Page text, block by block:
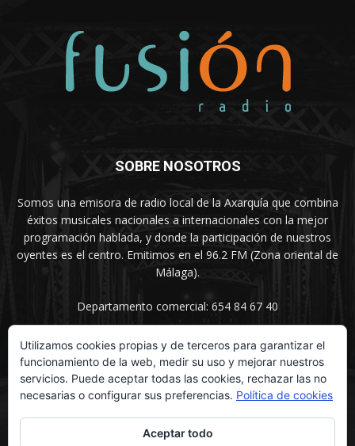
SOBRE NOSOTROS
Somos una emisora de radio local de la Axarquía que combina
éxitos musicales nacionales a internacionales con la mejor
programación hablada, y donde la participación de nuestros
oyentes es el centro. Emitimos en el 96.2 FM (Zona oriental de
Málaga).
Departamento comercial: 654 84 67 40
SÍGUENOS
Utilizamos cookies propias y de terceros para garantizar el
funcionamiento de la web, medir su uso y mejorar nuestros
servicios. Puede aceptar todas las cookies, rechazar las no
necesarias o configurar sus preferencias. Política de cookies
Aceptar todo